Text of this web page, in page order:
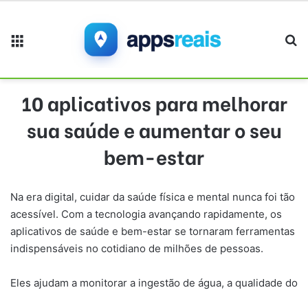
10 aplicativos para melhorar
sua saúde e aumentar o seu
bem-estar
Na era digital, cuidar da saúde física e mental nunca foi tão
acessível. Com a tecnologia avançando rapidamente, os
aplicativos de saúde e bem-estar se tornaram ferramentas
indispensáveis no cotidiano de milhões de pessoas.
Eles ajudam a monitorar a ingestão de água, a qualidade do